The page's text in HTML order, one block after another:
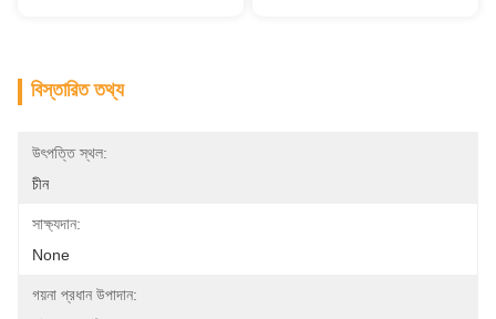
বিস্তারিত তথ্য
উৎপত্তি স্থল:
চীন
সাক্ষ্যদান:
None
গয়না প্রধান উপাদান: